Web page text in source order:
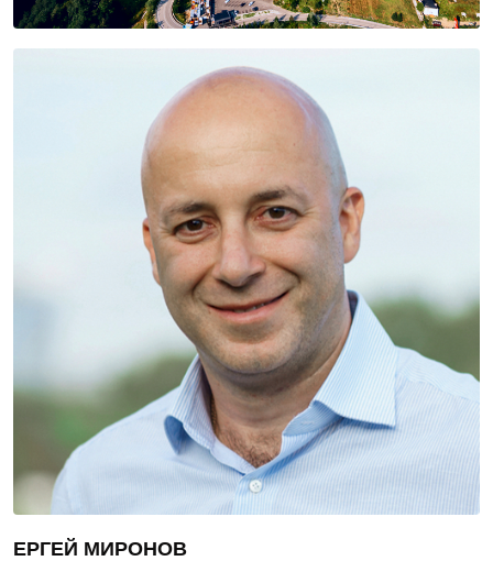
ЕРГЕЙ МИРОНОВ